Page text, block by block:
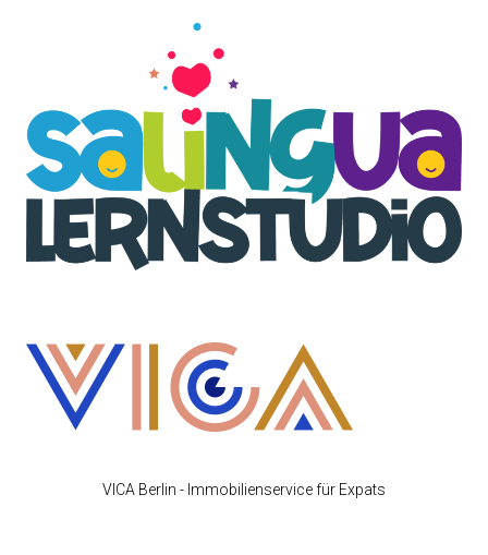
VICA Berlin - Immobilienservice für Expats